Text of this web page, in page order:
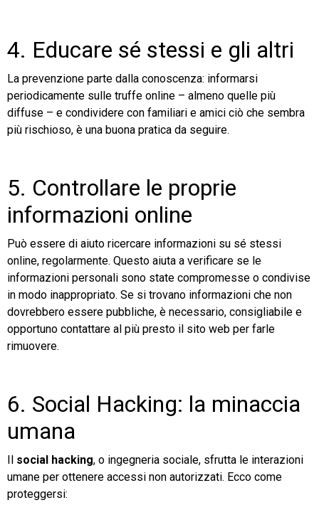
4. Educare sé stessi e gli altri
La prevenzione parte dalla conoscenza: informarsi
periodicamente sulle truffe online – almeno quelle più
diffuse – e condividere con familiari e amici ciò che sembra
più rischioso, è una buona pratica da seguire.
5. Controllare le proprie
informazioni online
Può essere di aiuto ricercare informazioni su sé stessi
online, regolarmente. Questo aiuta a verificare se le
informazioni personali sono state compromesse o condivise
in modo inappropriato. Se si trovano informazioni che non
dovrebbero essere pubbliche, è necessario, consigliabile e
opportuno contattare al più presto il sito web per farle
rimuovere.
6. Social Hacking: la minaccia
umana
social hacking, o ingegneria sociale, sfrutta le interazioni
umane per ottenere accessi non autorizzati. Ecco come
proteggersi: